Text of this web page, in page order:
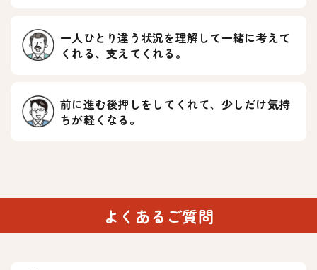
定期的な作業およびご報告
お伺いするメールをお送りします。
だくことで、建物を確認しなが
らお客さまのご要望を伺い、で
きるだけサービスに反映させて
一人ひとり違う状況を理解して一緒に考えて
くれる、支えてくれる。
前に進む後押しをしてくれて、少しだけ気持
ちが軽くなる。
よくあるご質問